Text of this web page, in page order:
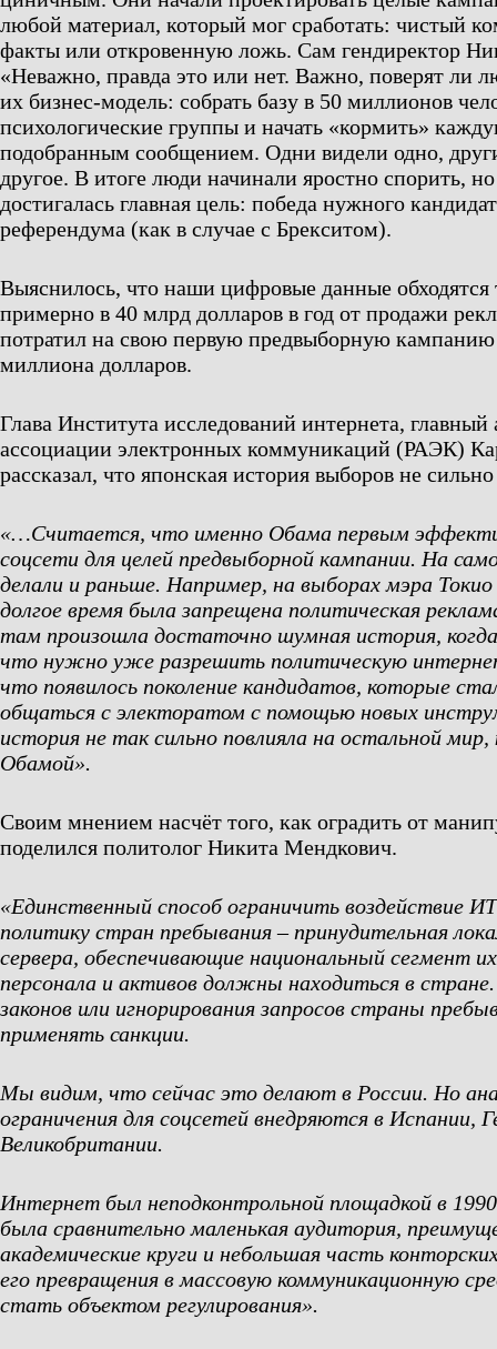
любой материал, который мог сработать: чистый
факты или откровенную ложь. Сам гендиректор
«Неважно, правда это или нет. Важно, поверят ли
их бизнес-модель: собрать базу в 50 миллионов
психологические группы и начать «кормить»
подобранным сообщением. Одни видели одно,
другое. В итоге люди начинали яростно спорить,
достигалась главная цель: победа нужного
референдума (как в случае с Брекситом).
Выяснилось, что наши цифровые данные
примерно в 40 млрд долларов в год от продажи
потратил на свою первую предвыборную кампанию
миллиона долларов.
Глава Института исследований интернета,
ассоциации электронных коммуникаций (РАЭК)
рассказал, что японская история выборов не
«…Считается, что именно Обама первым
соцсети для целей предвыборной кампании. На
делали и раньше. Например, на выборах мэра
долгое время была запрещена политическая
там произошла достаточно шумная история,
что нужно уже разрешить политическую
что появилось поколение кандидатов, которые
общаться с электоратом с помощью новых
история не так сильно повлияла на остальной мир,
Обамой».
Своим мнением насчёт того, как оградить от
поделился политолог Никита Мендкович.
«Единственный способ ограничить воздействие
политику стран пребывания – принудительная
сервера, обеспечивающие национальный сегмент
персонала и активов должны находиться в
законов или игнорирования запросов страны
применять санкции.
Мы видим, что сейчас это делают в России. Но
ограничения для соцсетей внедряются в Испании,
Великобритании.
Интернет был неподконтрольной площадкой в
была сравнительно маленькая аудитория,
академические круги и небольшая часть
его превращения в массовую коммуникационную
стать объектом регулирования».